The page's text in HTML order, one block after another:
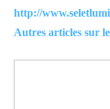
http://
Autres articles sur